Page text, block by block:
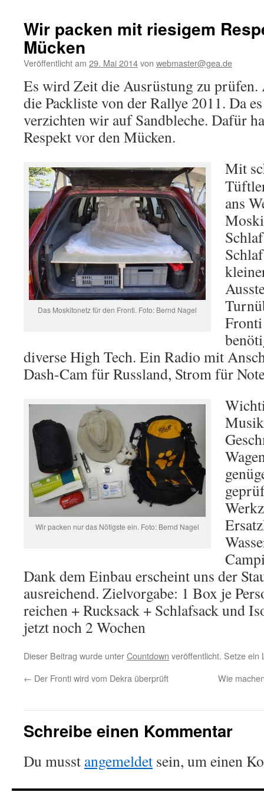
Wir packen mit riesigem
Mücken
Veröffentlicht am 29. Mai 2014von webmaster@gea.de
Es wird Zeit die Ausrüstung zu
die Packliste von der Rallye 2011. Da
verzichten wir auf Sandbleche. Dafür
Respekt vor den Mücken.
Das Moskitonetz für den Fronti. Foto: Bernd Nagel
Mit
ans
diverse High Tech. Ein Radio mit
Dash-Cam für Russland, Strom für
Wir packen nur das Nötigste ein. Foto: Bernd Nagel
Dank dem Einbau erscheint uns der
ausreichend. Zielvorgabe: 1 Box je
reichen + Rucksack + Schlafsack und
jetzt noch 2 Wochen
Dieser Beitrag wurde unterCountdown veröffentlicht. Setze
← Der Fronti wird vom Dekra überprüft Wie
Schreibe einen Kommentar
Du musst angemeldet sein, um einen